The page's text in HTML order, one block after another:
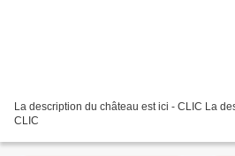
La description du château est ici - CLIC La
CLIC